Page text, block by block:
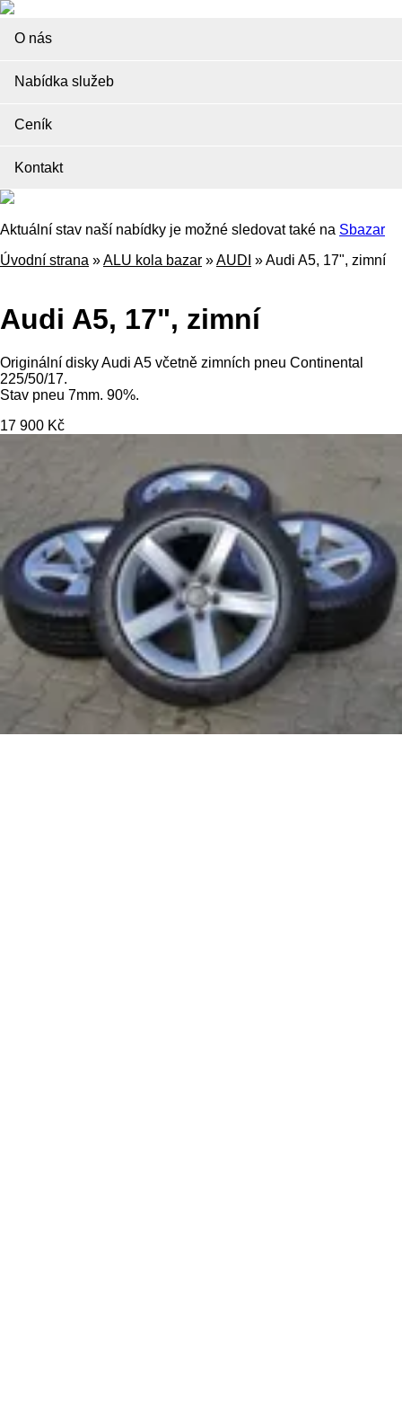
O nás
Nabídka služeb
Ceník
Kontakt
Aktuální stav naší nabídky je možné sledovat také na Sbazar
Úvodní strana »ALU kola bazar »AUDI »Audi A5, 17", zimní
Audi A5, 17", zimní
Originální disky Audi A5 včetně zimních pneu Continental
225/50/17.
Stav pneu 7mm. 90%.
17 900 Kč